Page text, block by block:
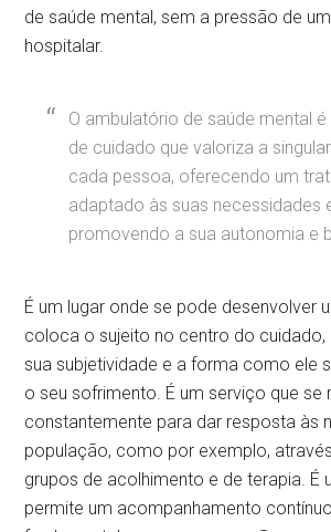
de saúde mental, sem a pressão de
hospitalar.
O ambulatório de saúde mental
de cuidado que valoriza a
cada pessoa, oferecendo um
adaptado às suas necessidades
promovendo a sua autonomia e
É um lugar onde se pode desenvolver
coloca o sujeito no centro do cuidado,
sua subjetividade e a forma como ele
o seu sofrimento. É um serviço que se
constantemente para dar resposta às
população, como por exemplo,
grupos de acolhimento e de terapia. É
permite um acompanhamento